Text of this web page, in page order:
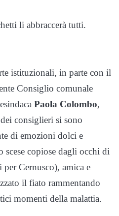
li abbraccerà tutti.
istituzionali, in parte con il
Consiglio comunale
Paola Colombo,
consiglieri si sono
di emozioni dolci e
scese copiose dagli occhi di
per Cernusco), amica e
il fiato rammentando
momenti della malattia.